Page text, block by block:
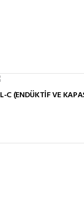
L-C (ENDÜKTİF VE